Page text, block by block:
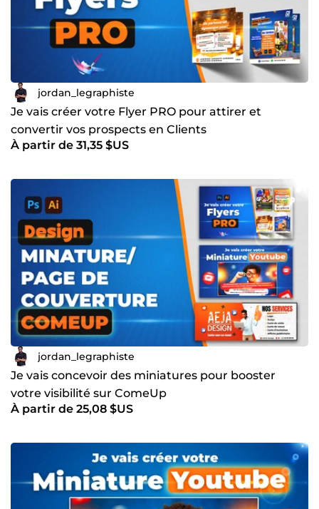
faisons de vos idées des visuels qui attirent, inspirent et
vendent.
jordan_legraphiste
Je vais créer votre Flyer PRO pour attirer et
convertir vos prospects en Clients
À partir de 31,35 $US
jordan_legraphiste
Je vais concevoir des miniatures pour booster
votre visibilité sur ComeUp
À partir de 25,08 $US